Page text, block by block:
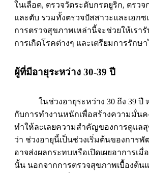
ในเลือด, ตรวจวัดระดับกรดยูริก, ตรว
และตับ รวมทั้งตรวจปัสสาวะและเอกซ
การตรวจสุขภาพเหล่านี้จะช่วยให้เรา
การเกิดโรคต่างๆ และเตรียมการรักษ
ผู้ที่มีอายุระหว่าง 30-39 ปี
ในช่วงอายุระหว่าง 30 ถึง 39 ปี
กับการทำงานหนักเพื่อสร้างความมั่น
ทำให้ละเลยความสำคัญของการดูแล
ว่า ช่วงอายุนี้เป็นช่วงเริ่มต้นของการ
อาจส่งผลกระทบหรือเปิดเผยอาการเมื่
นั้น นอกจากการตรวจสุขภาพเบื้องต้น